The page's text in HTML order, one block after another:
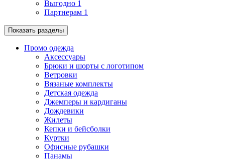
Выгодно 1
Партнерам 1
Показать разделы
Промо одежда
Аксессуары
Брюки и шорты с логотипом
Ветровки
Вязаные комплекты
Детская одежда
Джемперы и кардиганы
Дождевики
Жилеты
Кепки и бейсболки
Куртки
Офисные рубашки
Панамы